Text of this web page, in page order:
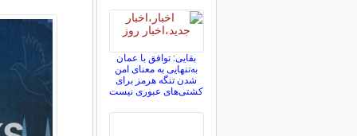
بقایی: توافق با عمان
به‌تنهایی به معنای امن
شدن تنگه هرمز برای
کشتی‌های عبوری نیست